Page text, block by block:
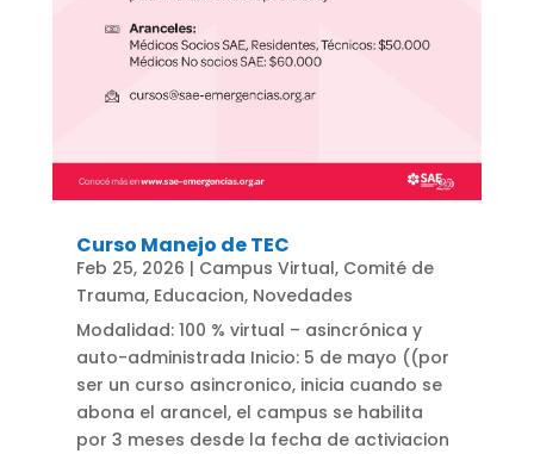
Curso Manejo de TEC
Feb 25, 2026 | Campus Virtual, Comité de
Trauma, Educacion, Novedades
Modalidad: 100 % virtual – asincrónica y
auto-administrada Inicio: 5 de mayo ((por
ser un curso asincronico, inicia cuando se
abona el arancel, el campus se habilita
por 3 meses desde la fecha de activiacion